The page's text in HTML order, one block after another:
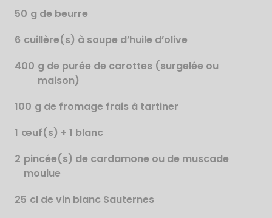
50 g de beurre
6 cuillère(s) à soupe d’huile d’olive
400 g de purée de carottes (surgelée ou
maison)
100 g de fromage frais à tartiner
1 œuf(s) + 1 blanc
2 pincée(s) de cardamone ou de muscade
moulue
25 cl de vin blanc Sauternes